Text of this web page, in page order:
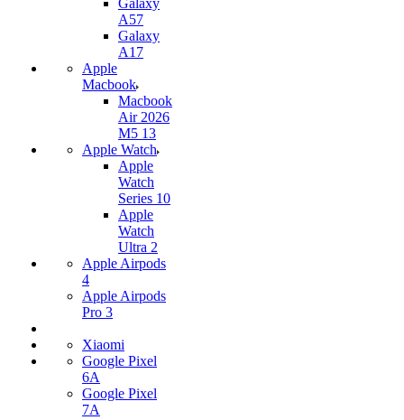
Galaxy
A57
Galaxy
A17
Apple
Macbook
Macbook
Air 2026
M5 13
Apple Watch
Apple
Watch
Series 10
Apple
Watch
Ultra 2
Apple Airpods
4
Apple Airpods
Pro 3
Xiaomi
Google Pixel
6A
Google Pixel
7А